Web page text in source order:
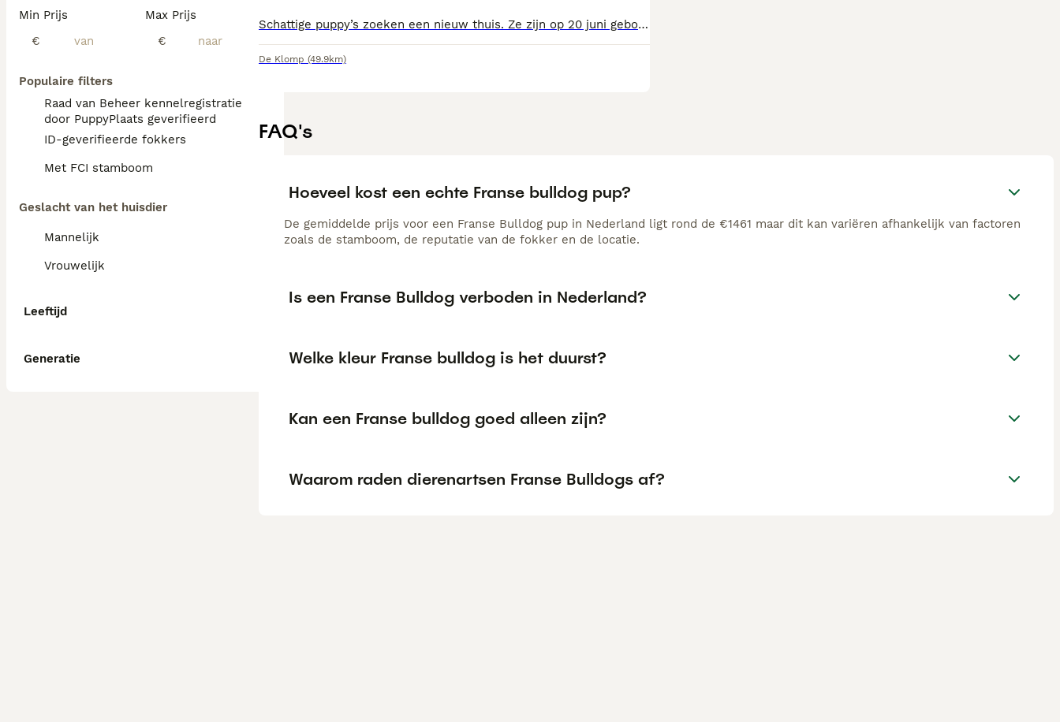
Min Prijs
€
Max Prijs
€
Populaire filters
Raad van Beheer kennelregistratie
door PuppyPlaats geverifieerd
ID-geverifieerde fokkers
Met FCI stamboom
Geslacht van het huisdier
Mannelijk
Vrouwelijk
Leeftijd
Generatie
Schattige puppy’s zoeken een nieuw thuis. Ze zijn op 20 juni geboren. Zowel de ouders als de puppy’s zijn helemaal gezond. Als u geïnteresseerd bent, beantwoord ik graag al uw vragen.
De Klomp (49.9km)
FAQ's
Hoeveel kost een echte Franse bulldog pup?
De gemiddelde prijs voor een Franse Bulldog pup in Nederland ligt rond de €1461 maar dit kan variëren afhankelijk van factoren
zoals de stamboom, de reputatie van de fokker en de locatie.
Is een Franse Bulldog verboden in Nederland?
Welke kleur Franse bulldog is het duurst?
Kan een Franse bulldog goed alleen zijn?
Waarom raden dierenartsen Franse Bulldogs af?